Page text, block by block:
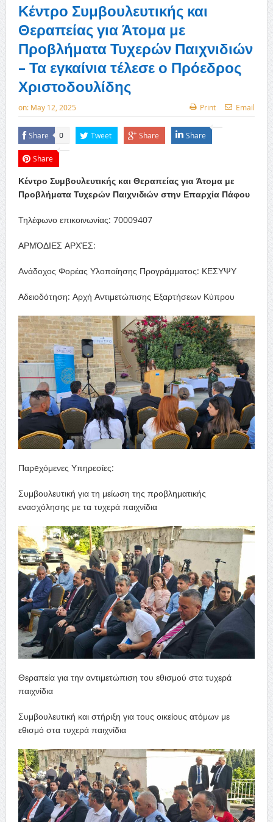
Κέντρο Συμβουλευτικής και
Θεραπείας για Άτομα με
Προβλήματα Τυχερών Παιχνιδιών
– Τα εγκαίνια τέλεσε ο Πρόεδρος
Χριστοδουλίδης
on: May 12, 2025 Print Email
Share 0 Tweet Share Share
Share
Κέντρο Συμβουλευτικής και Θεραπείας για Άτομα με
Προβλήματα Τυχερών Παιχνιδιών στην Επαρχία Πάφου
Τηλέφωνο επικοινωνίας: 70009407
ΑΡΜΌΔΙΕΣ ΑΡΧΈΣ:
Ανάδοχος Φορέας Υλοποίησης Προγράμματος: ΚΕΣΥΨΥ
Αδειοδότηση: Αρχή Αντιμετώπισης Εξαρτήσεων Κύπρου
Παρeχόμενες Υπηρεσίες:
Συμβουλευτική για τη μείωση της προβληματικής
ενασχόλησης με τα τυχερά παιχνίδια
Θεραπεία για την αντιμετώπιση του εθισμού στα τυχερά
παιχνίδια
Συμβουλευτική και στήριξη για τους οικείους ατόμων με
εθισμό στα τυχερά παιχνίδια